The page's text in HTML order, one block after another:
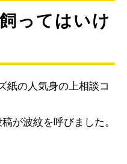
ってはいけ
紙の人気身の上相談コ
が波紋を呼びました。